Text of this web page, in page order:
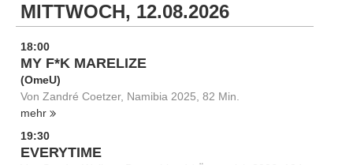
MITTWOCH, 12.08.2026
18:00
MY F*K MARELIZE
(OmeU)
Von Zandré Coetzer, Namibia 2025, 82 Min.
mehr
19:30
EVERYTIME